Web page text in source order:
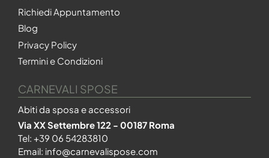
Richiedi Appuntamento
Blog
Privacy Policy
Termini e Condizioni
CARNEVALI SPOSE
Abiti da sposa e accessori
Via XX Settembre 122 - 00187 Roma
Tel: +39 06 54283810
Email: info@carnevalispose.com